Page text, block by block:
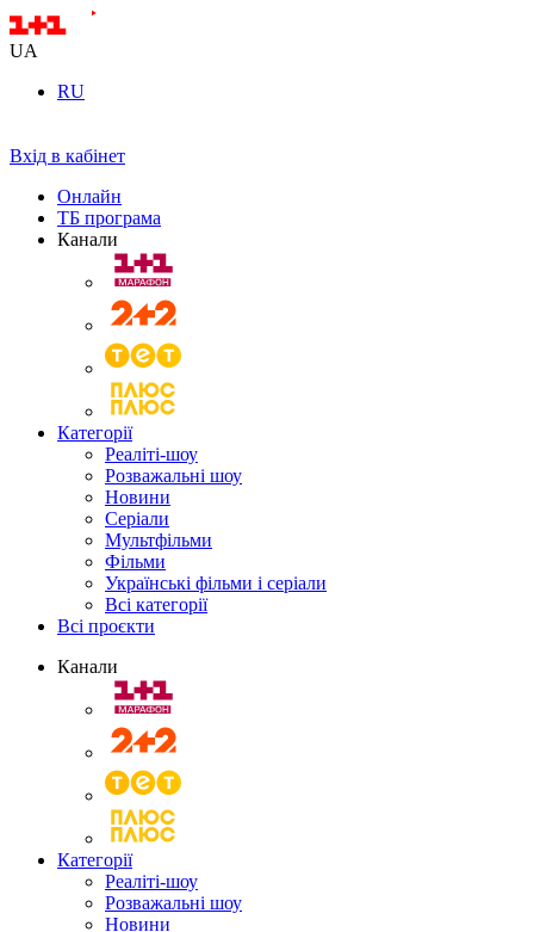
UA
RU
Вхід в кабінет
Онлайн
ТБ програма
Канали
Категорії
Реаліті-шоу
Розважальні шоу
Новини
Серіали
Мультфільми
Фільми
Українські фільми і серіали
Всі категорії
Всі проєкти
Канали
Категорії
Реаліті-шоу
Розважальні шоу
Новини